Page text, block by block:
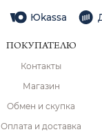
Юkassa
ПОКУПАТЕЛЮ
Контакты
Магазин
Обмен и скупка
Оплата и доставка